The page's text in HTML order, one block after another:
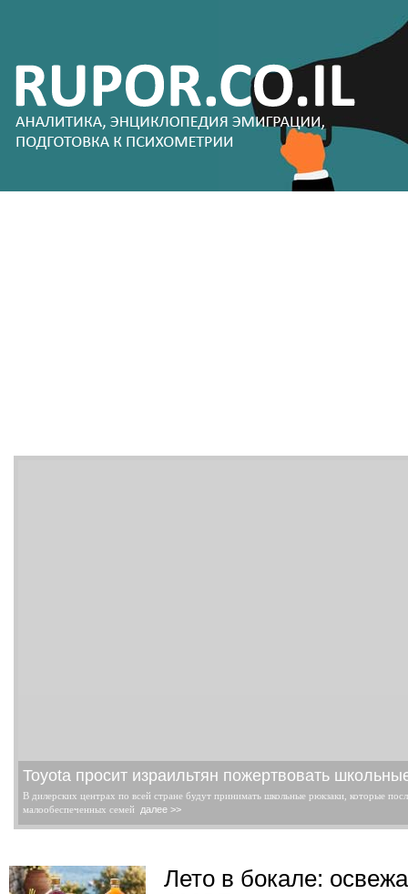
Toyota просит израильтян пожертвовать
В дилерских центрах по всей стране будут принимать школьные рюкзаки, которые
малообеспеченных семей далее >>
Лето в бокале: